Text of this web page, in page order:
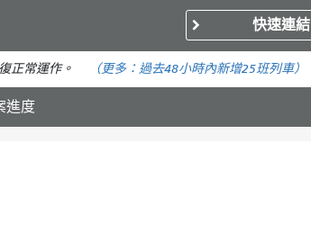
快速連結
正常運作。 （更多： 過去48小時內新增25班列車）
進度